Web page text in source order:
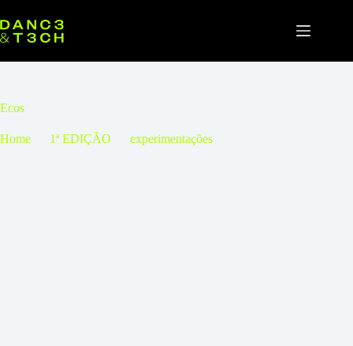
para
o
Ecos
Home 1ª EDIÇÃO experimentações